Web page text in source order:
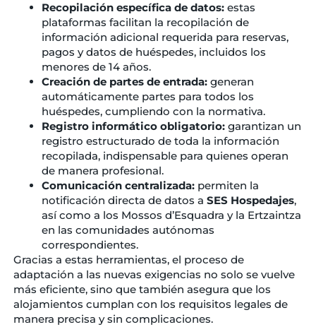
Recopilación específica de datos:estas
plataformas facilitan la recopilación de
información adicional requerida para reservas,
pagos y datos de huéspedes, incluidos los
menores de 14 años.
Creación de partes de entrada:generan
automáticamente partes para todos los
huéspedes, cumpliendo con la normativa.
Registro informático obligatorio:garantizan un
registro estructurado de toda la información
recopilada, indispensable para quienes operan
de manera profesional.
Comunicación centralizada:permiten la
notificación directa de datos a SES Hospedajes,
así como a los Mossos d’Esquadra y la Ertzaintza
en las comunidades autónomas
correspondientes.
Gracias a estas herramientas, el proceso de
adaptación a las nuevas exigencias no solo se vuelve
más eficiente, sino que también asegura que los
alojamientos cumplan con los requisitos legales de
manera precisa y sin complicaciones.